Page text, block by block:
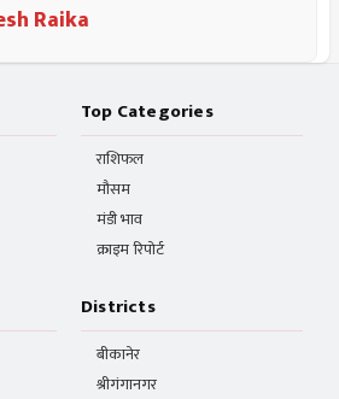
Raika
Top Categories
राशिफल
मौसम
मंडी भाव
क्राइम रिपोर्ट
Districts
बीकानेर
श्रीगंगानगर